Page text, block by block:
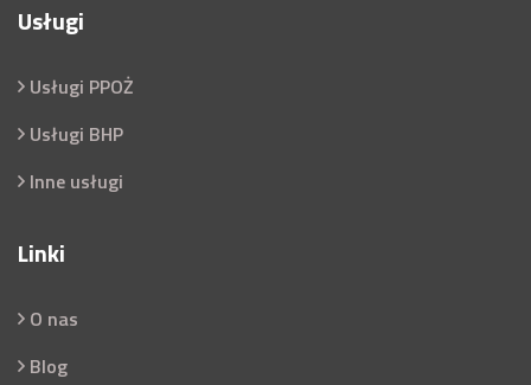
Usługi
Usługi PPOŻ
Usługi BHP
Inne usługi
Linki
O nas
Blog